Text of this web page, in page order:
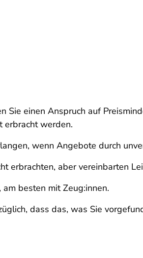
Sie einen Anspruch auf
erbracht werden.
wenn Angebote durch
erbrachten, aber vereinbarten
besten mit Zeug:innen.
dass das, was Sie